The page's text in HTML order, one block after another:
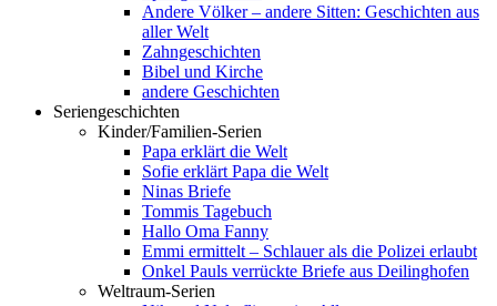
Andere Völker – andere Sitten: Geschichten aus
aller Welt
Zahngeschichten
Bibel und Kirche
andere Geschichten
Seriengeschichten
Kinder/Familien-Serien
Papa erklärt die Welt
Sofie erklärt Papa die Welt
Ninas Briefe
Tommis Tagebuch
Hallo Oma Fanny
Emmi ermittelt – Schlauer als die Polizei erlaubt
Onkel Pauls verrückte Briefe aus Deilinghofen
Weltraum-Serien